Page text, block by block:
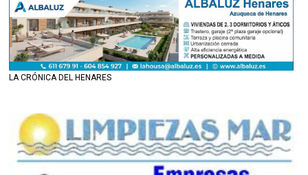
LA CRÓNICA DEL HENARES